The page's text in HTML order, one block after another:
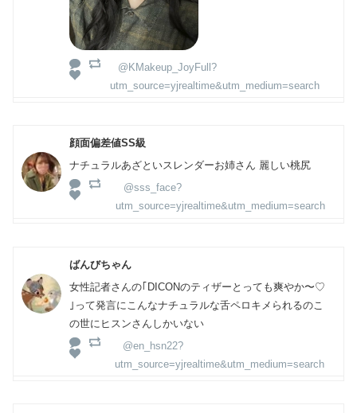
@KMakeup_JoyFull?
utm_source=yjrealtime&utm_medium=search
顔面偏差値SS級
ナチュラルあざといスレンダーお姉さん 麗しい桃尻
@sss_face?
utm_source=yjrealtime&utm_medium=search
ばんびちゃん
女性記者さんの｢DICONのティザーとっても爽やか〜♡
｣って発言にこんなナチュラルな舌ペロキメられるのこ
の世にヒスンさんしかいない
@en_hsn22?
utm_source=yjrealtime&utm_medium=search